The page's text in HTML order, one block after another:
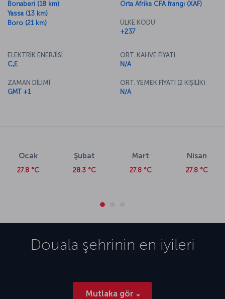
Bonaberi (18 km)
Yassa (13 km)
Boro (21 km)
Orta Afrika CFA frangı (XAF)
ÜLKE KODU
+237
ELEKTRİK ENERJİSİ
C,E
ZAMAN DİLİMİ
GMT +1
ORT. KAHVE FİYATI
N/A
ORT. YEMEK FİYATI (2 KİŞİLİK)
N/A
Ocak
27.8 °C
Şubat
28.3 °C
Mart
27.8 °C
Nisan
27.8 °C
Douala şehrinin en iyileri
Mutlaka gör